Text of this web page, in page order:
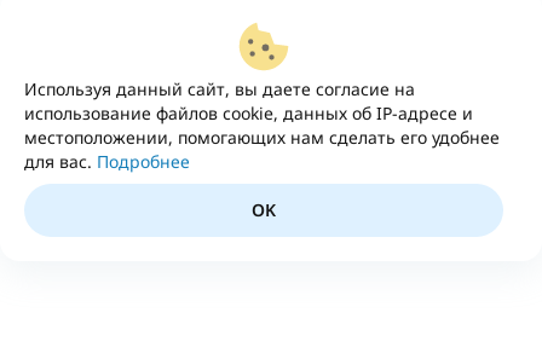
Используя данный сайт, вы даете согласие на
использование файлов cookie, данных об IP-адресе и
местоположении, помогающих нам сделать его удобнее
для вас. Подробнее
OK